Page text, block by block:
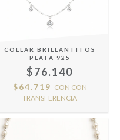
COLLAR BRILLANTITOS
PLATA 925
$76.140
$64.719 CON CON
TRANSFERENCIA